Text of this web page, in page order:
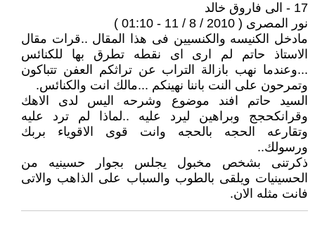
17 - الى فاروق خالد
نور المصرى ( 2010 / 8 / 11 - 01:10 )
مادخل الكنيسه والكنسيين فى هذا المقال ..قرات مقال
الاستاذ حاتم لم ارى اى نقطه تطرق بها للكنائس
...وعندما نهب بازالة التراب عن تراثكم العفن تتباكون
وتمرحون على النت باننا نهينكم ...مالك انت والكنائس.
السيد حاتم افند موضوع وشرحه اليس لدى الاهك
وقرانكحجج وبراهين ليرد عليه ..لماذا لم ترد عليه
وتقارعه الحجه بالحجه وانت قوى الاقوياء بربك
ورسولك..
ذكرتنى بشخص مخبول يجلس بجوار حسينيه من
الحسينيات ويلقى بالطوب والسباب على الذاهب والاتى
فانت مثله الان.